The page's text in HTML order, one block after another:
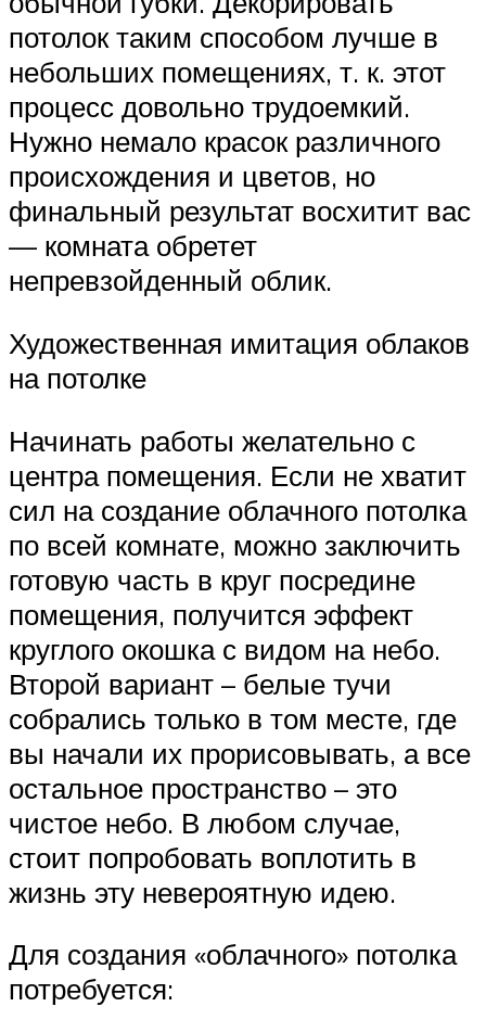
потолок таким способом лучше в
небольших помещениях, т. к. этот
процесс довольно трудоемкий.
Нужно немало красок различного
происхождения и цветов, но
финальный результат восхитит вас
— комната обретет
непревзойденный облик.
Художественная имитация облаков
на потолке
Начинать работы желательно с
центра помещения. Если не хватит
сил на создание облачного потолка
по всей комнате, можно заключить
готовую часть в круг посредине
помещения, получится эффект
круглого окошка с видом на небо.
Второй вариант – белые тучи
собрались только в том месте, где
вы начали их прорисовывать, а все
остальное пространство – это
чистое небо. В любом случае,
стоит попробовать воплотить в
жизнь эту невероятную идею.
Для создания «облачного» потолка
потребуется: